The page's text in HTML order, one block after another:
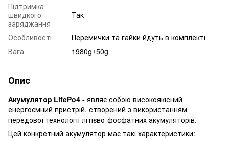
Підтримка
швидкого
заряджання
Так
Особливості
Перемички та гайки йдуть в комплекті
Вага
1980g±50g
Опис
Акумулятор LifePo4 - являє собою високоякісний
енергоємний пристрій, створений з використанням
передової технології літієво-фосфатних акумуляторів.
Цей конкретний акумулятор має такі характеристики: